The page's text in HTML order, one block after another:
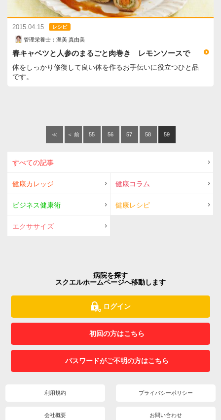
2015.04.15 レシピ
管理栄養士：渥美 真由美
春キャベツと人参のまるごと肉巻き レモンソースで
体をしっかり修復して良い体を作るお手伝いに役立つひと品
です。
≪ ＜ 前 55 56 57 58 59
すべての記事
健康カレッジ 健康コラム
ビジネス健康術 健康レシピ
エクササイズ
病院を探す
スクエルホームページへ移動します
ログイン
初回の方はこちら
パスワードがご不明の方はこちら
利用規約 プライバシーポリシー
会社概要 お問い合わせ